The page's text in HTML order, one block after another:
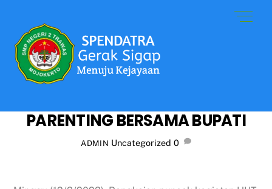
content
PARENTING BERSAMA BUPATI
ADMIN Uncategorized 0